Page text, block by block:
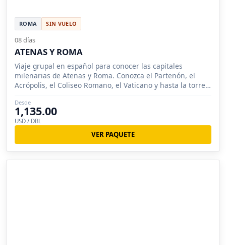
ROMA SIN VUELO
08 días
ATENAS Y ROMA
Viaje grupal en español para conocer las capitales
milenarias de Atenas y Roma. Conozca el Partenón, el
Acrópolis, el Coliseo Romano, el Vaticano y hasta la torre
Desde
1,135.00
USD / DBL
VER PAQUETE